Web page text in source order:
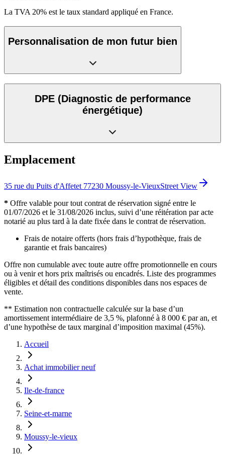
La TVA 20% est le taux standard appliqué en France.
Personnalisation de mon futur bien
DPE (Diagnostic de performance
énergétique)
Emplacement
35 rue du Puits d'Affetet 77230 Moussy-le-VieuxStreet View
* Offre valable pour tout contrat de réservation signé entre le
01/07/2026 et le 31/08/2026 inclus, suivi d’une réitération par acte
notarié au plus tard à la date fixée dans le contrat de réservation.
Frais de notaire offerts (hors frais d’hypothèque, frais de
garantie et frais bancaires)
Offre non cumulable avec toute autre offre promotionnelle en cours
ou à venir et hors prix maîtrisés ou encadrés. Liste des programmes
éligibles et détail des conditions disponibles dans nos espaces de
vente.
** Estimation non contractuelle calculée sur la base d’un
amortissement intermédiaire de 3,5 %, plafonné à 8 000 € par an, et
d’une hypothèse de taux marginal d’imposition maximal (45%).
Accueil
Achat immobilier neuf
Ile-de-france
Seine-et-marne
Moussy-le-vieux